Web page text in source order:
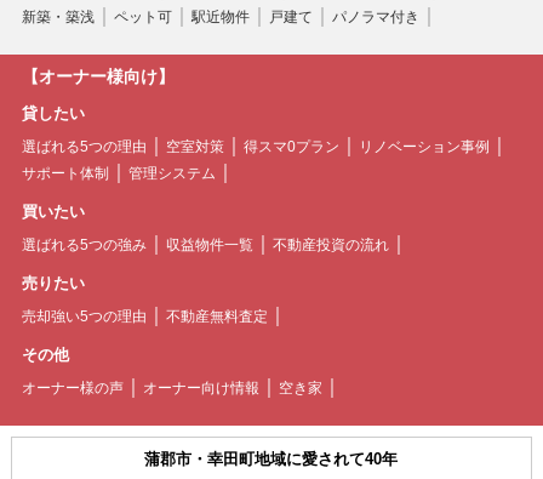
新築・築浅
ペット可 駅近物件 戸建て パノラマ付き
【オーナー様向け】
貸したい
選ばれる5つの理由 空室対策 得スマ0プラン
リノベーション事例
サポート体制
管理システム
買いたい
選ばれる5つの強み 収益物件一覧 不動産投資の流れ
売りたい
売却強い5つの理由 不動産無料査定
その他
オーナー様の声 オーナー向け情報 空き家
蒲郡市・幸田町地域に愛されて40年